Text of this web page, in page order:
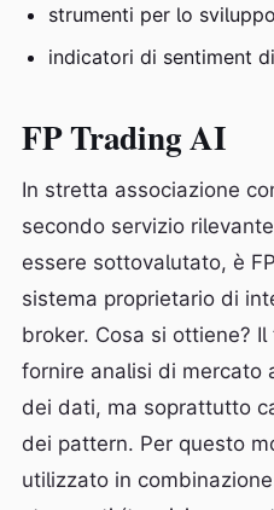
strumenti per lo
indicatori di sentiment
FP Trading AI
In stretta associazione
secondo servizio
essere sottovalutato, è
sistema proprietario di
broker. Cosa si ottiene?
fornire analisi di mercato
dei dati, ma soprattutto
dei pattern. Per questo
utilizzato in